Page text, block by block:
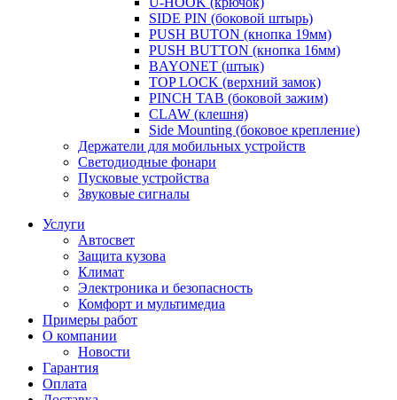
SIDE PIN (боковой штырь)
PUSH BUTON (кнопка 19мм)
PUSH BUTTON (кнопка 16мм)
BAYONET (штык)
TOP LOCK (верхний замок)
PINCH TAB (боковой зажим)
CLAW (клешня)
Side Mounting (боковое крепление)
Держатели для мобильных устройств
Светодиодные фонари
Пусковые устройства
Звуковые сигналы
Услуги
Автосвет
Защита кузова
Климат
Электроника и безопасность
Комфорт и мультимедиа
Примеры работ
О компании
Новости
Гарантия
Оплата